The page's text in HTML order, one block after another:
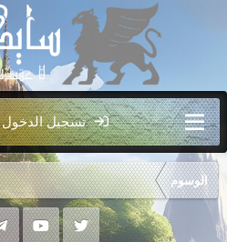
تسجيل الدخول
الوسوم